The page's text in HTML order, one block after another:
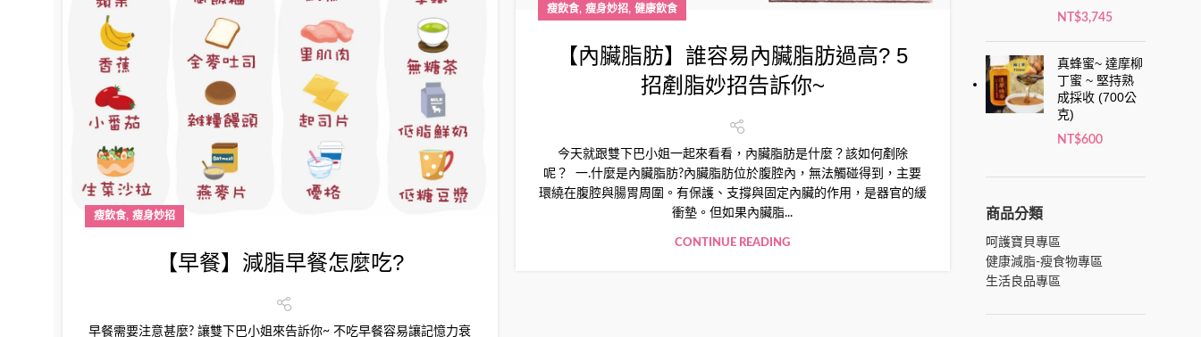
瘦飲食, 瘦身妙招
【早餐】減脂早餐怎麼吃?
早餐需要注意甚麼? 讓雙下巴小姐來告訴你~ 不吃早餐容易讓記憶力衰
瘦飲食, 瘦身妙招, 健康飲食
【內臟脂肪】誰容易內臟脂肪過高? 5
招剷脂妙招告訴你~
今天就跟雙下巴小姐一起來看看，內臟脂肪是什麼？該如何剷除
呢？ 一.什麼是內臟脂肪?內臟脂肪位於腹腔內，無法觸碰得到，主要
環繞在腹腔與腸胃周圍。有保護、支撐與固定內臟的作用，是器官的緩
衝墊。但如果內臟脂...
CONTINUE READING
瘦飲食,瘦身妙招
【蔬菜】夏天消水
NT$3,745
真蜂蜜~ 達摩柳
丁蜜 ~ 堅持熟
成採收 (700公
克)
NT$600
商品分類
呵護寶貝專區
健康減脂-瘦食物專區
生活良品專區